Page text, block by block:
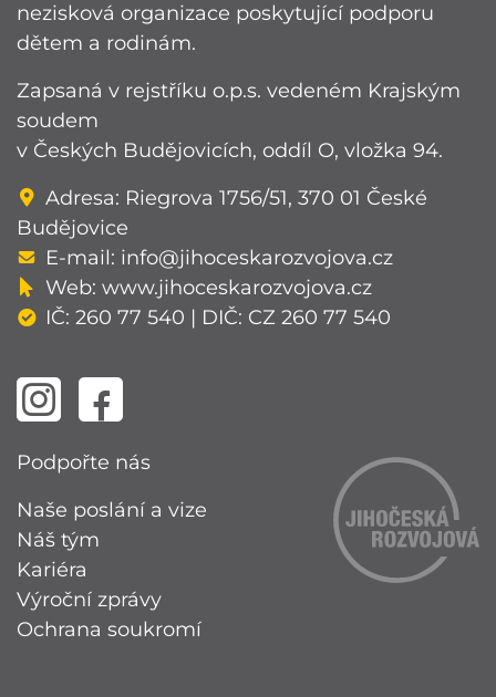
nezisková organizace poskytující podporu
dětem a rodinám.
Zapsaná v rejstříku o.p.s. vedeném Krajským
soudem
v Českých Budějovicích, oddíl O, vložka 94.
Adresa: Riegrova 1756/51, 370 01 České
Budějovice
E-mail: info@jihoceskarozvojova.cz
Web: www.jihoceskarozvojova.cz
IČ: 260 77 540 | DIČ: CZ 260 77 540
Podpořte nás
Naše poslání a vize
Náš tým
Kariéra
Výroční zprávy
Ochrana soukromí